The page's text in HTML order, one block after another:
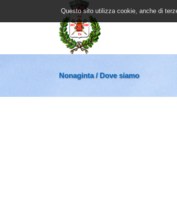
Nonaginta/ Dove siamo
Questo sito utilizza cookie, anche di